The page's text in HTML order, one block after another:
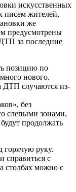
искусственных
писем жителей,
же
предусмотрены
за последние
позицию по
нового.
ДТП случаются из-
без
слепыми зонами,
продолжать
горячую руку.
справиться с
столбах можно с